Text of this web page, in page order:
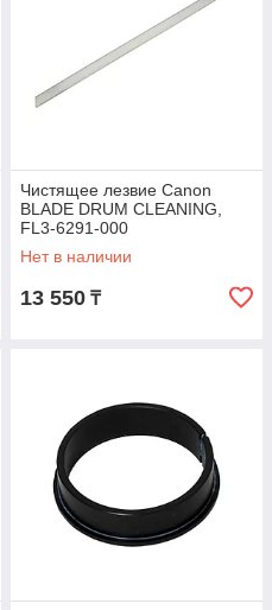
Чистящее лезвие Canon
BLADE DRUM CLEANING,
FL3-6291-000
Нет в наличии
13 550 ₸